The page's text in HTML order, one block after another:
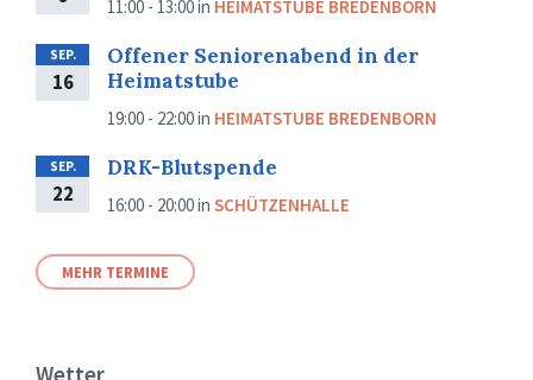
11:00 - 13:00in HEIMATSTUBE BREDENBORN
SEP.
16
Offener Seniorenabend in der
Heimatstube
19:00 - 22:00in HEIMATSTUBE BREDENBORN
SEP.
22
DRK-Blutspende
16:00 - 20:00in SCHÜTZENHALLE
MEHR TERMINE
Wetter